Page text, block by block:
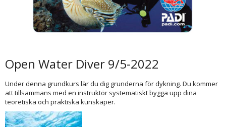
Open Water Diver 9/5-2022
Under denna grundkurs lär du dig grunderna för dykning. Du kommer
att tillsammans med en instruktör systematiskt bygga upp dina
teoretiska och praktiska kunskaper.